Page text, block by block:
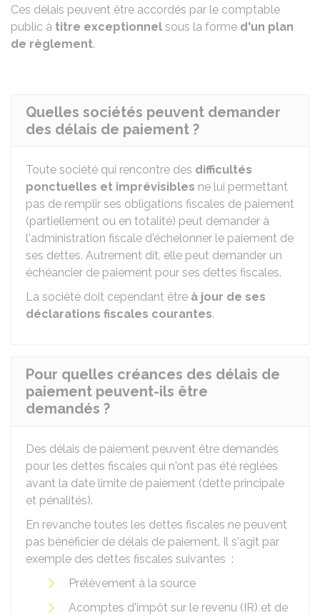
Ces délais peuvent être accordés par le comptable
public à titre exceptionnel sous la forme d'un plan
de règlement.
Quelles sociétés peuvent demander
des délais de paiement ?
Toute société qui rencontre des difficultés
ponctuelles et imprévisibles ne lui permettant
pas de remplir ses obligations fiscales de paiement
(partiellement ou en totalité) peut demander à
l'administration fiscale d'échelonner le paiement de
ses dettes. Autrement dit, elle peut demander un
échéancier de paiement pour ses dettes fiscales.
La société doit cependant être à jour de ses
déclarations fiscales courantes.
Pour quelles créances des délais de
paiement peuvent-ils être
demandés ?
Des délais de paiement peuvent être demandés
pour les dettes fiscales qui n'ont pas été réglées
avant la date limite de paiement (dette principale
et pénalités).
En revanche toutes les dettes fiscales ne peuvent
pas bénéficier de délais de paiement. Il s'agit par
exemple des dettes fiscales suivantes :
Prélèvement à la source
Acomptes d'impôt sur le revenu (IR) et de